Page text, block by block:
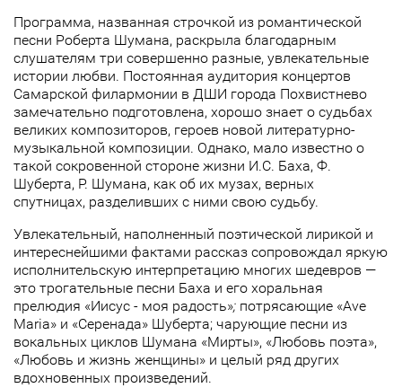
Программа, названная строчкой из романтической
песни Роберта Шумана, раскрыла благодарным
слушателям три совершенно разные, увлекательные
истории любви. Постоянная аудитория концертов
Самарской филармонии в ДШИ города Похвистнево
замечательно подготовлена, хорошо знает о судьбах
великих композиторов, героев новой литературно-
музыкальной композиции. Однако, мало известно о
такой сокровенной стороне жизни И.С. Баха, Ф.
Шуберта, Р. Шумана, как об их музах, верных
спутницах, разделивших с ними свою судьбу.
Увлекательный, наполненный поэтической лирикой и
интереснейшими фактами рассказ сопровождал яркую
исполнительскую интерпретацию многих шедевров —
это трогательные песни Баха и его хоральная
прелюдия «Иисус - моя радость»; потрясающие «Ave
Maria» и «Серенада» Шуберта; чарующие песни из
вокальных циклов Шумана «Мирты», «Любовь поэта»,
«Любовь и жизнь женщины» и целый ряд других
вдохновенных произведений.